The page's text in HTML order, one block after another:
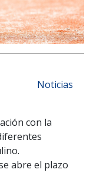
Noticias
con la
abre el plazo